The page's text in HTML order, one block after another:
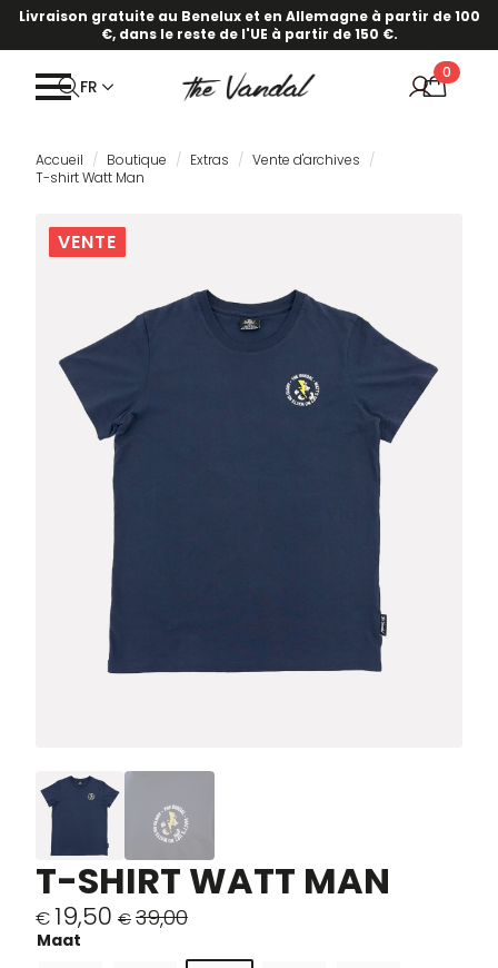
Livraison gratuite au Benelux et en Allemagne à partir de 100
€, dans le reste de l'UE à partir de 150 €.
FR
0
Accueil Boutique Extras
Vente d'archives
T-shirt Watt Man
VENTE
VENTE
T-SHIRT WATT MAN
€ 39,00
Le
€19,50
Le